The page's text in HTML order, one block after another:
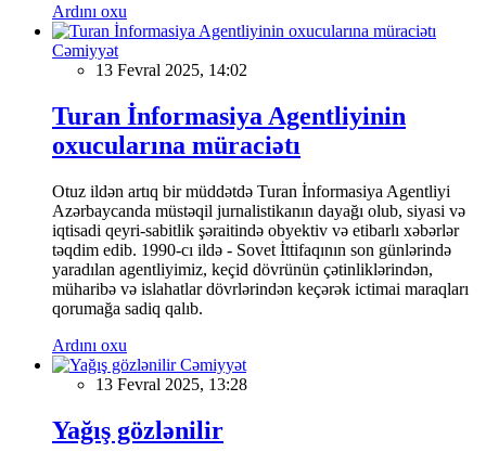
Ardını oxu
Cəmiyyət
13 Fevral 2025, 14:02
Turan İnformasiya Agentliyinin
oxucularına müraciətı
Otuz ildən artıq bir müddətdə Turan İnformasiya Agentliyi
Azərbaycanda müstəqil jurnalistikanın dayağı olub, siyasi və
iqtisadi qeyri-sabitlik şəraitində obyektiv və etibarlı xəbərlər
təqdim edib. 1990-cı ildə - Sovet İttifaqının son günlərində
yaradılan agentliyimiz, keçid dövrünün çətinliklərindən,
müharibə və islahatlar dövrlərindən keçərək ictimai maraqları
qorumağa sadiq qalıb.
Ardını oxu
Cəmiyyət
13 Fevral 2025, 13:28
Yağış gözlənilir